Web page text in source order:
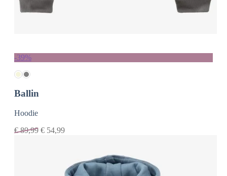
-39%
Ballin
Hoodie
€89,99 € 54,99